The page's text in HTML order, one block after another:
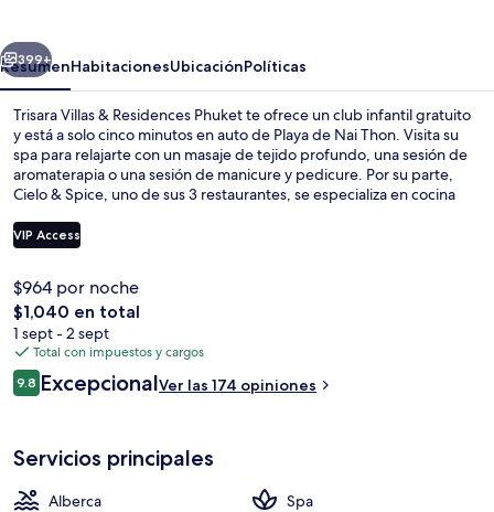
Phuket
Siguiente
399+
ResumenHabitacionesUbicaciónPolíticas
Trisara Villas & Residences Phuket te ofrece un club infantil gratuito
y está a solo cinco minutos en auto de Playa de Nai Thon. Visita su
spa para relajarte con un masaje de tejido profundo, una sesión de
aromaterapia o una sesión de manicure y pedicure. Por su parte,
Cielo & Spice, uno de sus 3 restaurantes, se especializa en cocina
servicios y amenidades a destacar de este hotel de lujo son su
alberca al aire libre, su servicio de traslado desde/hacia el
VIP Access
$964 por noche
El
precio
total
es
de
$1,040 en total
1 sept - 2 sept
Total con impuestos y cargos
Opiniones
9.89.8 de 10,
ExcepcionalVer las 174 opiniones
Servicios principales
Alberca
Spa